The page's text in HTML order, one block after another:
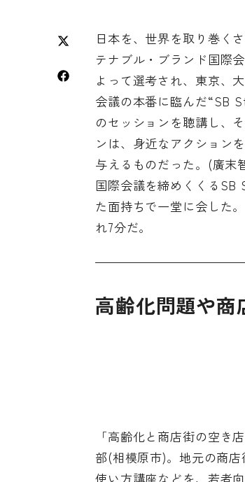
日本を、世界を取り巻く
テナブル・ブランド国際
よって選考され、東京、
会議の本番に臨んだ“SB
のセッションを聴講し、
ンは、身近なアクション
与えるものだった。(廣末
国際会議を締めくくる
た面持ちで一堂に会した
れ7分だ。
高齢化問題や商
「高齢化と商店街の空き
部(相模原市)。地元の商
使い方講座などを、若者